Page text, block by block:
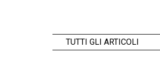
TUTTI GLI ARTICOLI